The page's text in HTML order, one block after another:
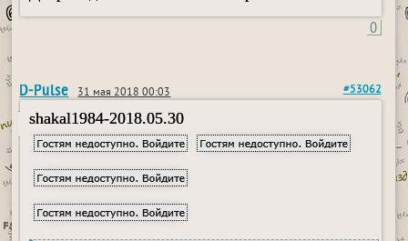
0
D-Pulse 31 мая 2018 00:03 #53062
shakal1984-2018.05.30